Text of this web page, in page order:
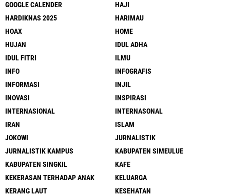
GOOGLE CALENDER
HAJI
HARDIKNAS 2025
HARIMAU
HOAX
HOME
HUJAN
IDUL ADHA
IDUL FITRI
ILMU
INFO
INFOGRAFIS
INFORMASI
INJIL
INOVASI
INSPIRASI
INTERNASIONAL
INTERNASONAL
IRAN
ISLAM
JOKOWI
JURNALISTIK
JURNALISTIK KAMPUS
KABUPATEN SIMEULUE
KABUPATEN SINGKIL
KAFE
KEKERASAN TERHADAP ANAK
KELUARGA
KERANG LAUT
KESEHATAN